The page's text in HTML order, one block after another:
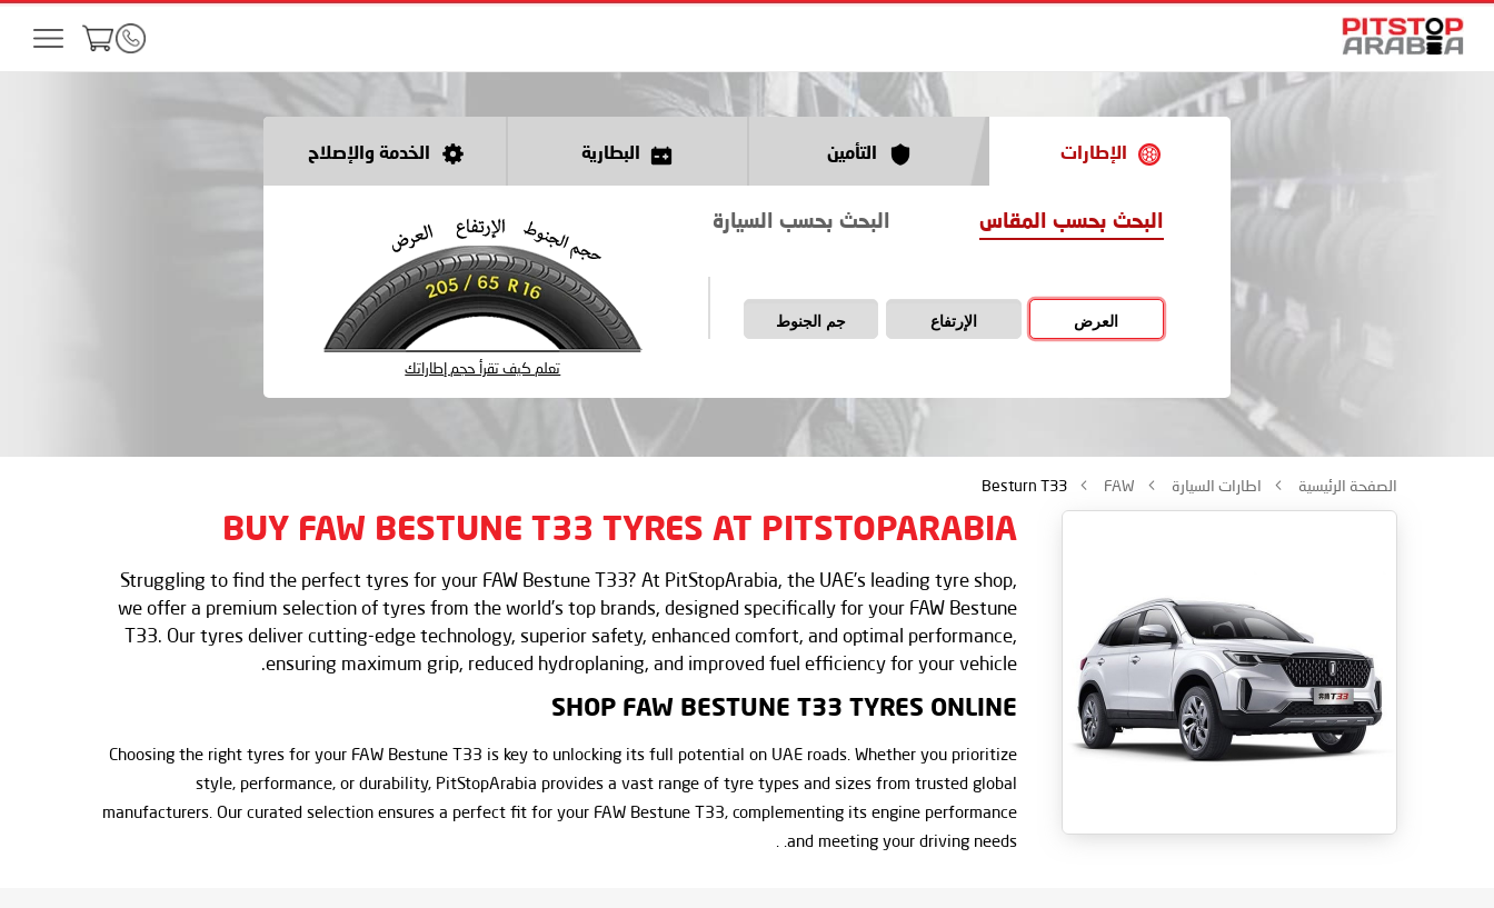
الإطارات التأمين البطارية الخدمة والإصلاح
البحث بحسب المقاس البحث بحسب السيارة
العرض الإرتفاع جم الجنوط
تعلم كيف تقرأ حجم إطاراتك
الصفحة الرئيسية اطارات السيارة FAW
Besturn T33
BUY FAW BESTUNE T33 TYRES AT PITSTOPARABIA
Struggling to find the perfect tyres for your FAW Bestune T33? At PitStopArabia, the UAE’s leading tyre shop,
we offer a premium selection of tyres from the world’s top brands, designed specifically for your FAW Bestune
T33. Our tyres deliver cutting-edge technology, superior safety, enhanced comfort, and optimal performance,
ensuring maximum grip, reduced hydroplaning, and improved fuel efficiency for your vehicle.
SHOP FAW BESTUNE T33 TYRES ONLINE
Choosing the right tyres for your FAW Bestune T33 is key to unlocking its full potential on UAE roads. Whether you prioritize
style, performance, or durability, PitStopArabia provides a vast range of tyre types and sizes from trusted global
manufacturers. Our curated selection ensures a perfect fit for your FAW Bestune T33, complementing its engine performance
and meeting your driving needs. .